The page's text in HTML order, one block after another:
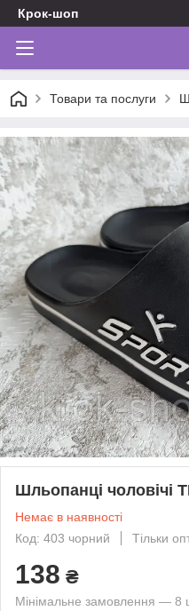
Крок-шоп
Товари та послуги
Шльопанці чоловічі
Немає в наявності
Код: 403 чорний
Тільки
138 ₴
Мінімальне замовлення — 8